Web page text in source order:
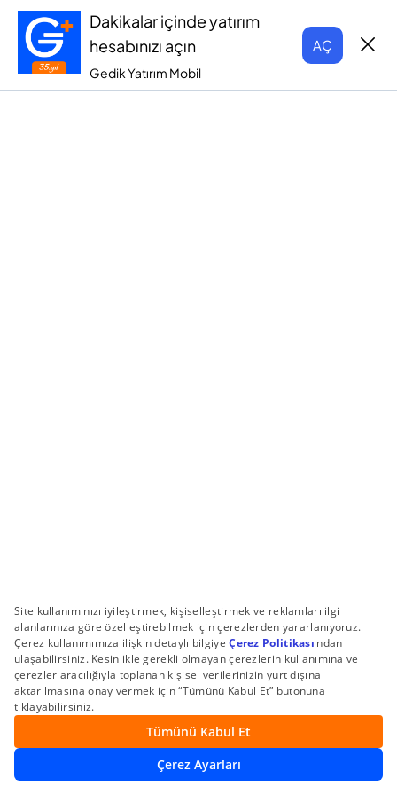
Dakikalar içinde yatırım
hesabınızı açın
Gedik Yatırım Mobil
AÇ